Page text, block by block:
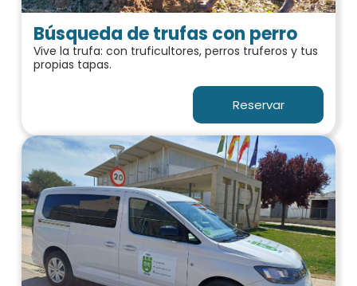
Búsqueda de trufas con perro
Vive la trufa: con truficultores, perros truferos y tus
propias tapas.
Reservar